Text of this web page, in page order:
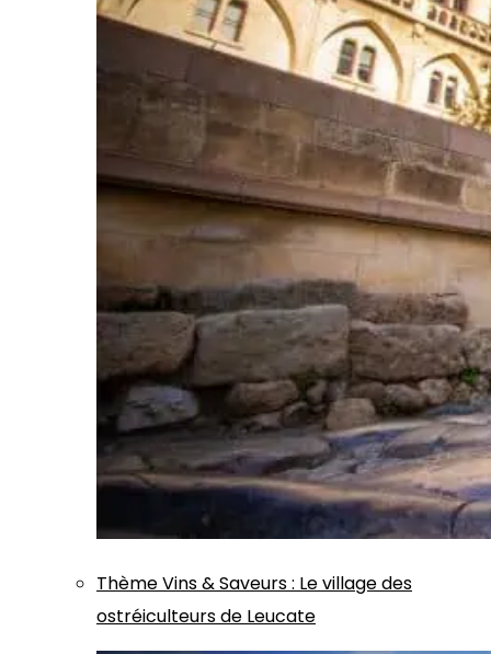
ThèmeVins & Saveurs: Le village des
ostréiculteurs de Leucate